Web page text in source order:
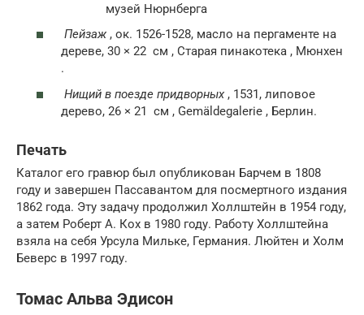
музей Нюрнберга
Пейзаж , ок. 1526-1528, масло на пергаменте на
дереве, 30 × 22 см , Старая пинакотека , Мюнхен
.
Нищий в поезде придворных , 1531, липовое
дерево, 26 × 21 см , Gemäldegalerie , Берлин.
Печать
Каталог его гравюр был опубликован Барчем в 1808
году и завершен Пассавантом для посмертного издания
1862 года. Эту задачу продолжил Холлштейн в 1954 году,
а затем Роберт А. Кох в 1980 году. Работу Холлштейна
взяла на себя Урсула Мильке, Германия. Люйтен и Холм
Беверс в 1997 году.
Томас Альва Эдисон